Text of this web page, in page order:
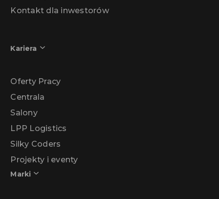
Kontakt dla inwestorów
Kariera
Oferty Pracy
Centrala
Salony
LPP Logistics
Silky Coders
Projekty i eventy
Marki